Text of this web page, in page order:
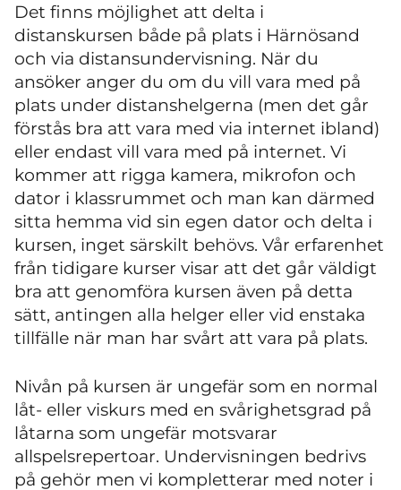
Det finns möjlighet att delta i
distanskursen både på plats i Härnösand
och via distansundervisning. När du
ansöker anger du om du vill vara med på
plats under distanshelgerna (men det går
förstås bra att vara med via internet ibland)
eller endast vill vara med på internet. Vi
kommer att rigga kamera, mikrofon och
dator i klassrummet och man kan därmed
sitta hemma vid sin egen dator och delta i
kursen, inget särskilt behövs. Vår erfarenhet
från tidigare kurser visar att det går väldigt
bra att genomföra kursen även på detta
sätt, antingen alla helger eller vid enstaka
tillfälle när man har svårt att vara på plats.
Nivån på kursen är ungefär som en normal
låt- eller viskurs med en svårighetsgrad på
låtarna som ungefär motsvarar
allspelsrepertoar. Undervisningen bedrivs
på gehör men vi kompletterar med noter i